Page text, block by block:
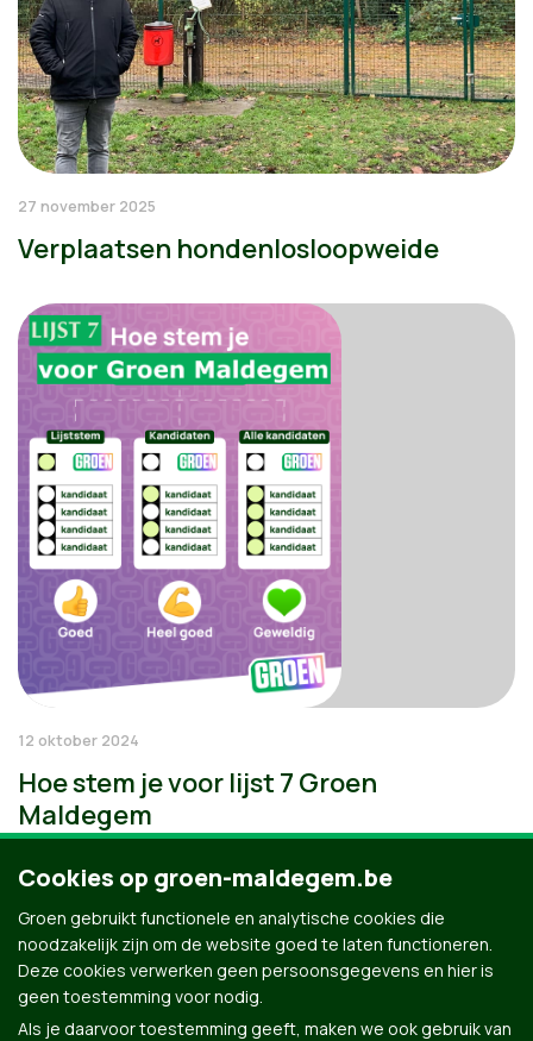
27 november 2025
Verplaatsen hondenlosloopweide
12 oktober 2024
Hoe stem je voor lijst 7 Groen
Maldegem
Cookies op groen-maldegem.be
Groen gebruikt functionele en analytische cookies die
noodzakelijk zijn om de website goed te laten functioneren.
Deze cookies verwerken geen persoonsgegevens en hier is
geen toestemming voor nodig.
Als je daarvoor toestemming geeft, maken we ook gebruik van